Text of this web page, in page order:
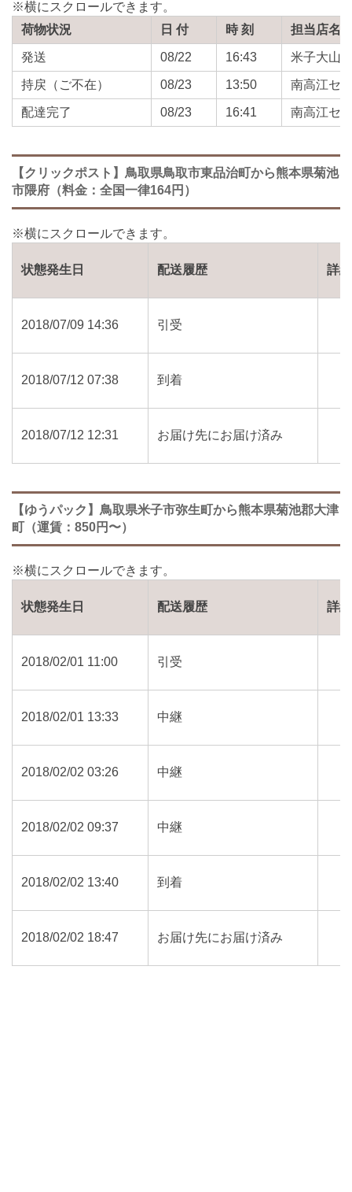
荷物状況 日 付 時 刻 担当店名
発送 08/22 16:43 米子大山
持戻（ご不在） 08/23 13:50 南高江セ
配達完了 08/23 16:41 南高江セ
【クリックポスト】鳥取県鳥取市東品治町から熊本県菊池
市隈府（料金：全国一律164円）
状態発生日 配送履歴 詳細
2018/07/09 14:36 引受
2018/07/12 07:38 到着
2018/07/12 12:31 お届け先にお届け済み
【ゆうパック】鳥取県米子市弥生町から熊本県菊池郡大津
町（運賃：850円〜）
状態発生日 配送履歴 詳細
2018/02/01 11:00 引受
2018/02/01 13:33 中継
2018/02/02 03:26 中継
2018/02/02 09:37 中継
2018/02/02 13:40 到着
2018/02/02 18:47 お届け先にお届け済み